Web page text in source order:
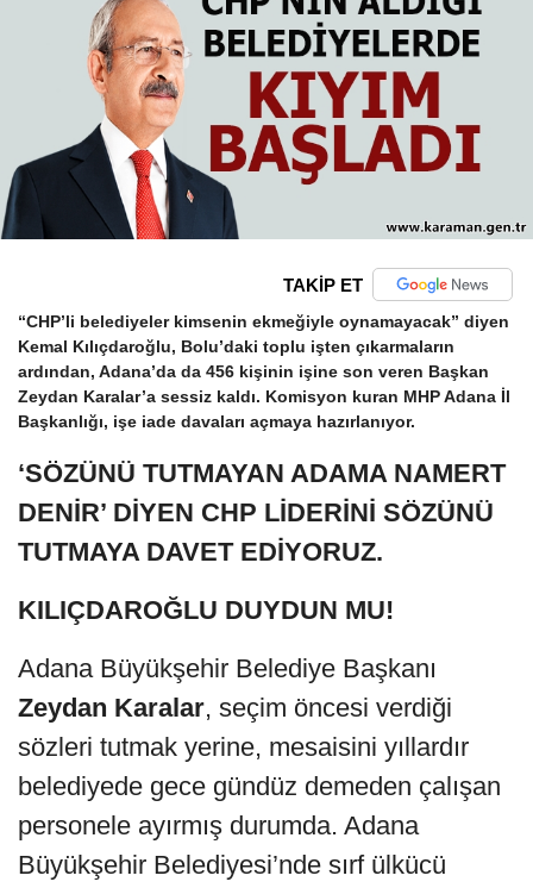
TAKİP ET
“CHP’li belediyeler kimsenin ekmeğiyle oynamayacak” diyen
Kemal Kılıçdaroğlu, Bolu’daki toplu işten çıkarmaların
ardından, Adana’da da 456 kişinin işine son veren Başkan
Zeydan Karalar’a sessiz kaldı. Komisyon kuran MHP Adana İl
Başkanlığı, işe iade davaları açmaya hazırlanıyor.
‘SÖZÜNÜ TUTMAYAN ADAMA NAMERT
DENİR’ DİYEN CHP LİDERİNİ SÖZÜNÜ
TUTMAYA DAVET EDİYORUZ.
KILIÇDAROĞLU DUYDUN MU!
Adana Büyükşehir Belediye Başkanı
Zeydan Karalar, seçim öncesi verdiği
sözleri tutmak yerine, mesaisini yıllardır
belediyede gece gündüz demeden çalışan
personele ayırmış durumda. Adana
Büyükşehir Belediyesi’nde sırf ülkücü